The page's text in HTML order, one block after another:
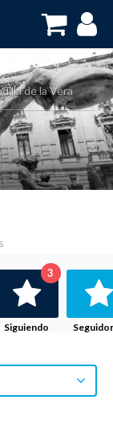
de la Vera
Siguiendo
3